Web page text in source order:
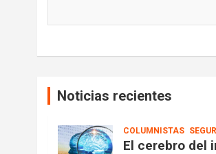
Noticias recientes
COLUMNISTAS
El cerebro del